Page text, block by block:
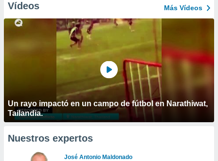
Vídeos Más Vídeos
Un rayo impactó en un campo de fútbol en Narathiwat,
Tailandia.
Nuestros expertos
José Antonio Maldonado